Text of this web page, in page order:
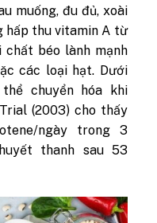
muống, đu đủ, xoài
hấp thu vitamin A từ
béo lành mạnh
các loại hạt. Dưới
chuyển hóa khi
(2003) cho thấy
ngày trong 3
thanh sau 53